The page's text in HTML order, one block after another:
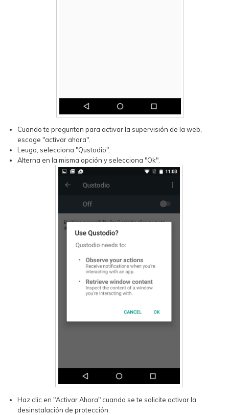
Cuando te pregunten para activar la supervisión de la web,
escoge "activar ahora".
Leugo, selecciona "Qustodio".
Alterna en la misma opción y selecciona "Ok".
Haz clic en "Activar Ahora" cuando se te solicite activar la
desinstalación de protección.